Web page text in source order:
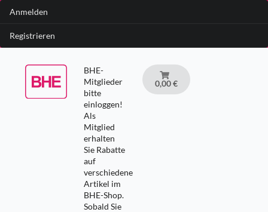
Anmelden
Registrieren
BHE-
Mitglieder
bitte
einloggen!
Als
Mitglied
erhalten
Sie Rabatte
auf
verschiedene
Artikel im
BHE-Shop.
Sobald Sie
0,00 €